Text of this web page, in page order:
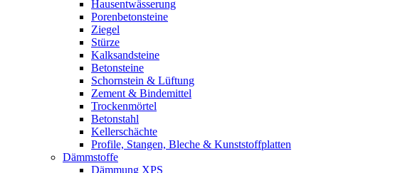
Hausentwässerung
Porenbetonsteine
Ziegel
Stürze
Kalksandsteine
Betonsteine
Schornstein & Lüftung
Zement & Bindemittel
Trockenmörtel
Betonstahl
Kellerschächte
Profile, Stangen, Bleche & Kunststoffplatten
Dämmstoffe
Dämmung XPS